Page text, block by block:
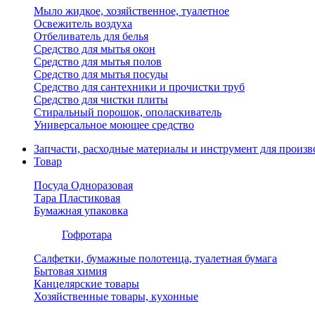
Мыло жидкое, хозяйственное, туалетное
Освежитель воздуха
Отбеливатель для белья
Средство для мытья окон
Средство для мытья полов
Средство для мытья посуды
Средство для сантехники и прочистки труб
Средство для чистки плиты
Стиральный порошок, ополаскиватель
Универсальное моющее средство
Запчасти, расходные материалы и инструмент для
Товар
Посуда Одноразовая
Тара Пластиковая
Бумажная упаковка
Гофротара
Салфетки, бумажные полотенца, туалетная бумага
Бытовая химия
Канцелярские товары
Хозяйственные товары, кухонные